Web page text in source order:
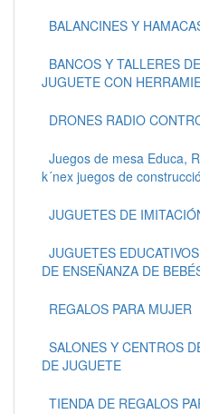
BALANCINES Y
BANCOS Y TALLERES
JUGUETE CON
DRONES RADIO
Juegos de mesa Educa,
k´nex juegos de
JUGUETES DE
JUGUETES
DE ENSEÑANZA DE
REGALOS PARA MUJER
SALONES Y CENTROS
DE JUGUETE
TIENDA DE REGALOS